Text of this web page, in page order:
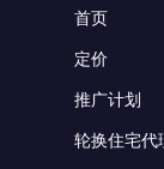
首页
定价
推广计划
轮换住宅代